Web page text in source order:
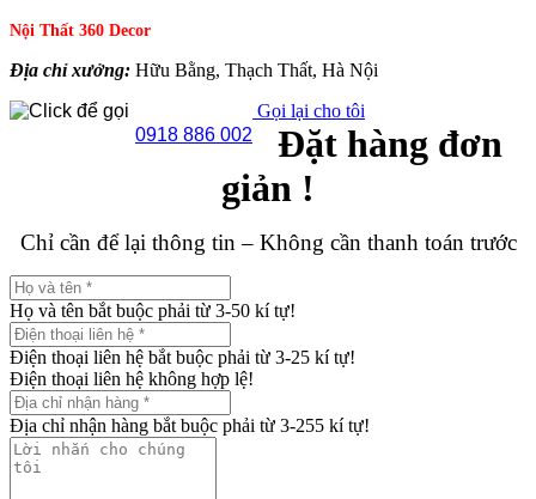
Nội Thất 360 Decor
Địa chỉ xưởng: Hữu Bằng, Thạch Thất, Hà Nội
0918 886 002
Gọi lại cho tôi
Đặt hàng đơn
giản !
Chỉ cần để lại thông tin – Không cần thanh toán trước
Họ và tên bắt buộc phải từ 3-50 kí tự!
Điện thoại liên hệ bắt buộc phải từ 3-25 kí tự!
Điện thoại liên hệ không hợp lệ!
Địa chỉ nhận hàng bắt buộc phải từ 3-255 kí tự!